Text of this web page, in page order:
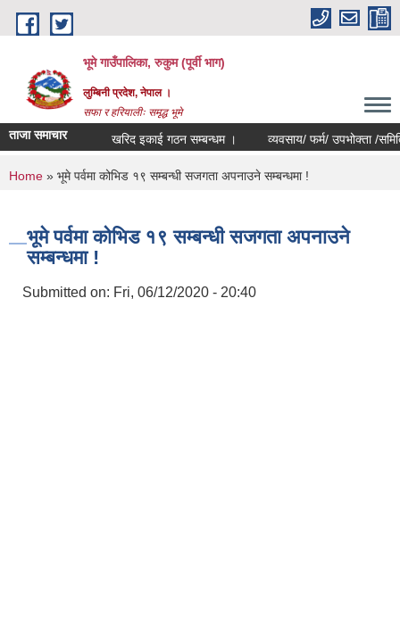
Skip to main content
भूमे गाउँपालिका, रुकुम (पूर्वी भाग)
लुम्बिनी प्रदेश, नेपाल ।
सफा र हरियालीः समृद्ध भूमे
ताजा समाचार खरिद इकाई गठन सम्बन्धम । व्यवसाय/ फर्म/ उपभोक्ता /समिति/
You are here
Home » भूमे पर्वमा कोभिड १९ सम्बन्धी सजगता अपनाउने सम्बन्धमा !
भूमे पर्वमा कोभिड १९ सम्बन्धी सजगता अपनाउने
सम्बन्धमा !
Submitted on: Fri, 06/12/2020 - 20:40